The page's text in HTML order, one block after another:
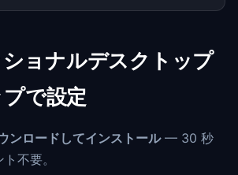
ョナルデスクトップ
で設定
ンロードしてインストール— 30 秒
不要。